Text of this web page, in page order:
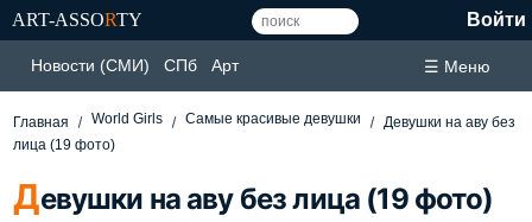
ART-ASSORTY Войти
Новости (СМИ) СПб Арт ☰ Меню
Главная World Girls Самые красивые девушки
Девушки на аву без
лица (19 фото)
Девушки на аву без лица (19 фото)